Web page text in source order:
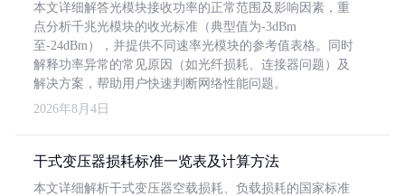
本文详细解答光模块接收功率的正常范围及影响因素，重
点分析千兆光模块的收光标准（典型值为-3dBm
至-24dBm），并提供不同速率光模块的参考值表格。同时
解释功率异常的常见原因（如光纤损耗、连接器问题）及
解决方案，帮助用户快速判断网络性能问题。
2026年8月4日
干式变压器损耗标准一览表及计算方法
本文详细解析干式变压器空载损耗、负载损耗的国家标准